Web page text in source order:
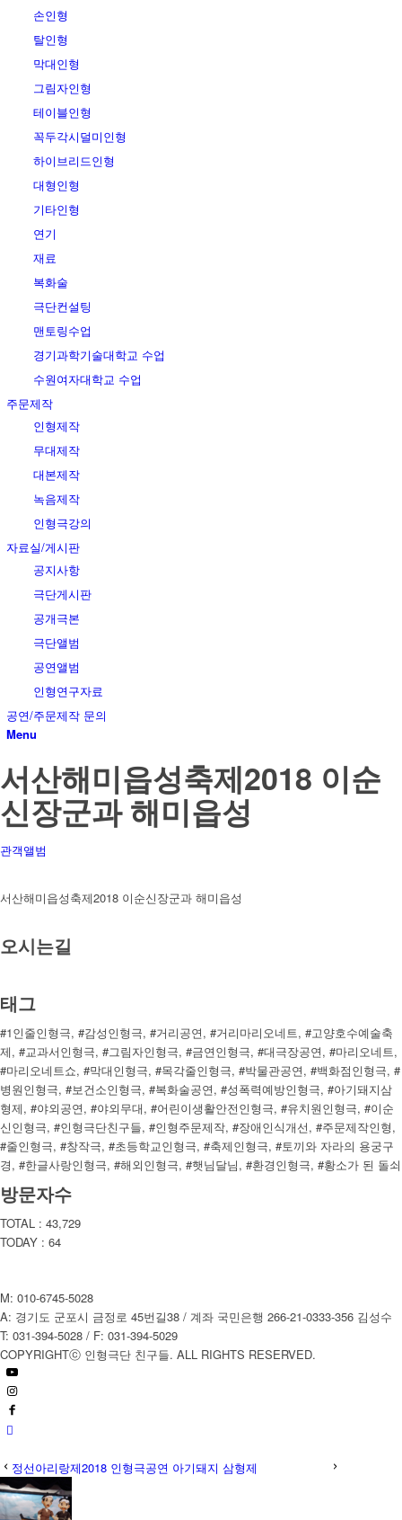
손인형
탈인형
막대인형
그림자인형
테이블인형
꼭두각시덜미인형
하이브리드인형
대형인형
기타인형
연기
재료
복화술
극단컨설팅
맨토링수업
경기과학기술대학교 수업
수원여자대학교 수업
주문제작
인형제작
무대제작
대본제작
녹음제작
인형극강의
자료실/게시판
공지사항
극단게시판
공개극본
극단앨범
공연앨범
인형연구자료
공연/주문제작 문의
Menu
서산해미읍성축제2018 이순
신장군과 해미읍성
관객앨범
서산해미읍성축제2018 이순신장군과 해미읍성
오시는길
태그
#1인줄인형극, #감성인형극, #거리공연, #거리마리오네트, #고양호수예술축
제, #교과서인형극, #그림자인형극, #금연인형극, #대극장공연, #마리오네트,
#마리오네트쇼, #막대인형극, #목각줄인형극, #박물관공연, #백화점인형극, #
병원인형극, #보건소인형극, #복화술공연, #성폭력예방인형극, #아기돼지삼
형제, #야외공연, #야외무대, #어린이생활안전인형극, #유치원인형극, #이순
신인형극, #인형극단친구들, #인형주문제작, #장애인식개선, #주문제작인형,
#줄인형극, #창작극, #초등학교인형극, #축제인형극, #토끼와 자라의 용궁구
경, #한글사랑인형극, #해외인형극, #햇님달님, #환경인형극, #황소가 된 돌쇠
방문자수
TOTAL : 43,729
TODAY : 64
M: 010-6745-5028
A: 경기도 군포시 금정로 45번길38 / 계좌 국민은행 266-21-0333-356 김성수
T: 031-394-5028 / F: 031-394-5029
COPYRIGHTⓒ 인형극단 친구들. ALL RIGHTS RESERVED.
정선아리랑제2018 인형극공연 아기돼지 삼형제